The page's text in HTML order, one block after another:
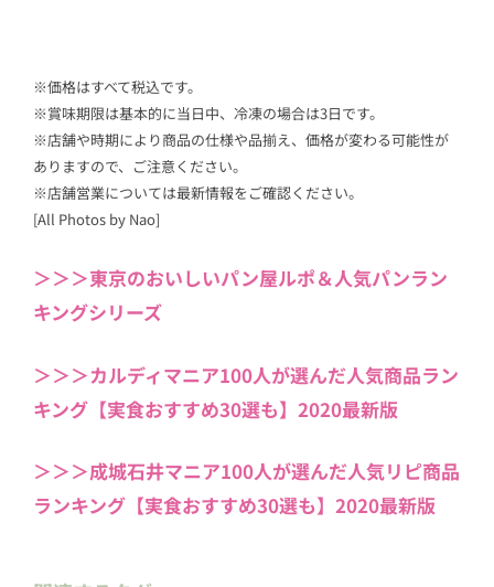
※価格はすべて税込です。
※賞味期限は基本的に当日中、冷凍の場合は3日です。
※店舗や時期により商品の仕様や品揃え、価格が変わる可能性が
ありますので、ご注意ください。
※店舗営業については最新情報をご確認ください。
[All Photos by Nao]
＞＞＞東京のおいしいパン屋ルポ＆人気パンラン
キングシリーズ
＞＞＞カルディマニア100人が選んだ人気商品ラン
キング【実食おすすめ30選も】2020最新版
＞＞＞成城石井マニア100人が選んだ人気リピ商品
ランキング【実食おすすめ30選も】2020最新版